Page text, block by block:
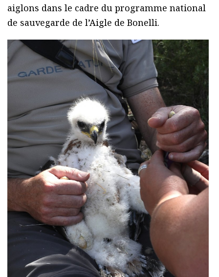
aiglons dans le cadre du programme national
de sauvegarde de l’Aigle de Bonelli.